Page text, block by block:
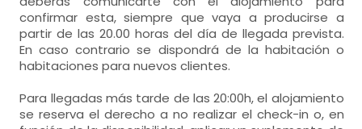
Calefacción,
confirmar esta, siempre que vaya a producirse a
partir de las 20.00 horas del día de llegada prevista.
En caso contrario se dispondrá de la habitación o
habitaciones para nuevos clientes.
Para llegadas más tarde de las 20:00h, el alojamiento
se reserva el derecho a no realizar el check-in o, en